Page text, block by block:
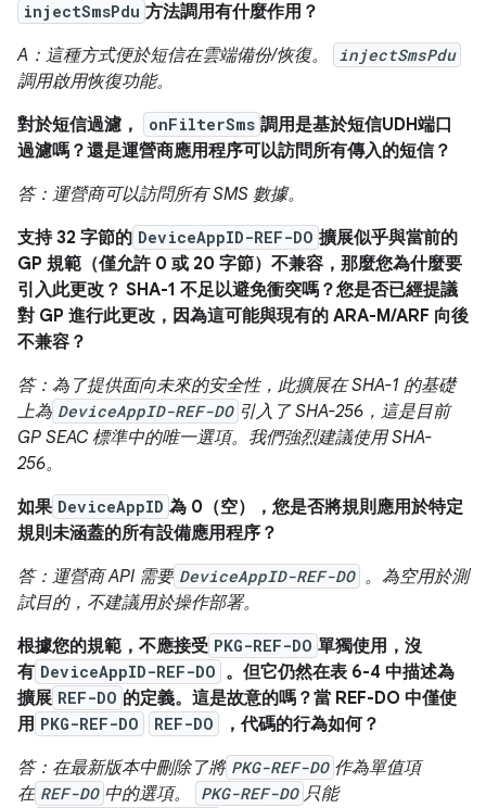
injectSmsPdu 方法調用有什麼作用？
A：這種方式便於短信在雲端備份/恢復。
injectSmsPdu
調用啟用恢復功能。
對於短信過濾，
onFilterSms 調用是基於短信UDH端口
過濾嗎？還是運營商應用程序可以訪問所有傳入的短信？
答：運營商可以訪問所有 SMS 數據。
支持 32 字節的 DeviceAppID-REF-DO 擴展似乎與當前的
GP 規範（僅允許 0 或 20 字節）不兼容，那麼您為什麼要
引入此更改？ SHA-1 不足以避免衝突嗎？您是否已經提議
對 GP 進行此更改，因為這可能與現有的 ARA-M/ARF 向後
不兼容？
答：為了提供面向未來的安全性，此擴展在 SHA-1 的基礎
上為 DeviceAppID-REF-DO 引入了 SHA-256，這是目前
GP SEAC 標準中的唯一選項。我們強烈建議使用 SHA-
256。
如果 DeviceAppID 為 0（空），您是否將規則應用於特定
規則未涵蓋的所有設備應用程序？
答：運營商 API 需要 DeviceAppID-REF-DO 。為空用於測
試目的，不建議用於操作部署。
根據您的規範，不應接受 PKG-REF-DO 單獨使用，沒
有 DeviceAppID-REF-DO 。但它仍然在表 6-4 中描述為
擴展 REF-DO 的定義。這是故意的嗎？當 REF-DO 中僅使
用 PKG-REF-DO REF-DO
，代碼的行為如何？
答：在最新版本中刪除了將 PKG-REF-DO 作為單值項
在 REF-DO 中的選項。 PKG-REF-DO 只能